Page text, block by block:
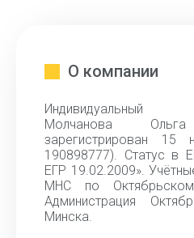
О компании
Индивидуальный
Молчанова Ольга
зарегистрирован
190898777). Статус в
ЕГР 19.02.2009».
МНС по
Администрация
Минска.